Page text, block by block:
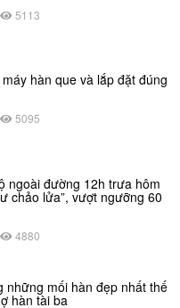
5113
hàn que và lắp đặt đúng
5095
ngoài đường 12h trưa hôm
chảo lửa”, vượt ngưỡng 60
4880
những mối hàn đẹp nhất thế
hàn tài ba